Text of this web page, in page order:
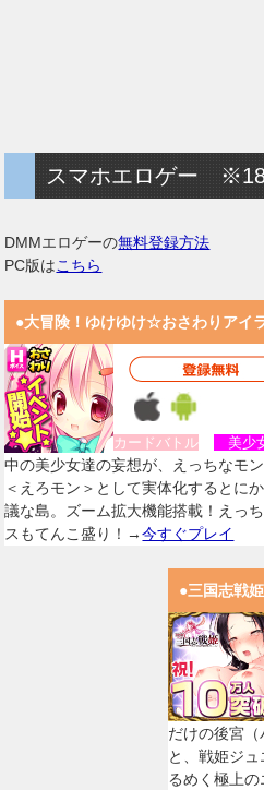
スマホエロゲー
DMMエロゲーの無料登録方法
PC版はこちら
●大冒険！ゆけゆけ☆おさわりアイ
カードバトル 美少
中の美少女達の妄想が、えっちなモ
＜えろモン＞として実体化するとに
議な島。ズーム拡大機能搭載！えっ
スもてんこ盛り！→今すぐプレイ
●三国志戦
だけの後宮
と、戦姫ジ
るめく極上